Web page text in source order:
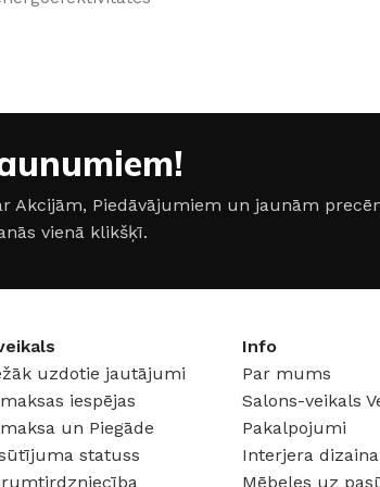
MixArt
Apmetums fasādem un mitrām
telpām
Dekoratīvie apmetumi
Gruntis un Lakas
Krāsas
Akcijām, Piedāvājumiem un jaunām
vienā klikšķī.
uzdotie jautājumi
iespējas
un Piegāde
statuss
Info
Par mums
Salons-veikals
Pakalpojumi
Interjera
Mēbeles uz